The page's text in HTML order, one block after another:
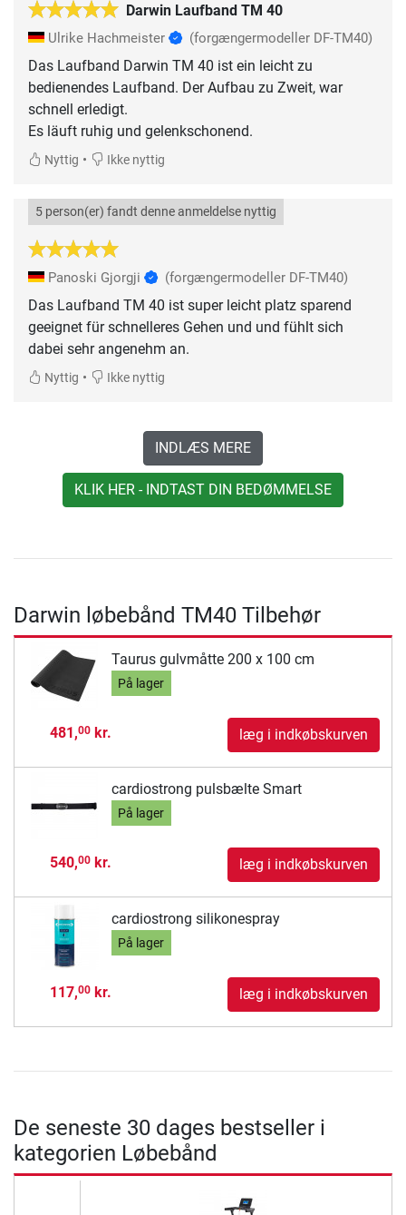
Darwin Laufband TM 40
Ulrike Hachmeister (forgængermodeller DF-TM40)
Das Laufband Darwin TM 40 ist ein leicht zu
bedienendes Laufband. Der Aufbau zu Zweit, war
schnell erledigt.
Es läuft ruhig und gelenkschonend.
Nyttig • Ikke nyttig
5 person(er) fandt denne anmeldelse nyttig
Panoski Gjorgji (forgængermodeller DF-TM40)
Das Laufband TM 40 ist super leicht platz sparend
geeignet für schnelleres Gehen und und fühlt sich
dabei sehr angenehm an.
Nyttig • Ikke nyttig
INDLÆS MERE
KLIK HER - INDTAST DIN BEDØMMELSE
Darwin løbebånd TM40 Tilbehør
Taurus gulvmåtte 200 x 100 cm
På lager
481,00kr. læg i indkøbskurven
cardiostrong pulsbælte Smart
På lager
540,00kr. læg i indkøbskurven
cardiostrong silikonespray
På lager
117,00kr. læg i indkøbskurven
De seneste 30 dages bestseller i
kategorien Løbebånd